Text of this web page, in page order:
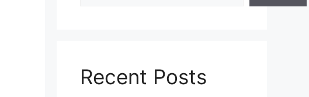
Recent Posts